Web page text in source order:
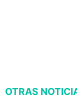
OTRAS